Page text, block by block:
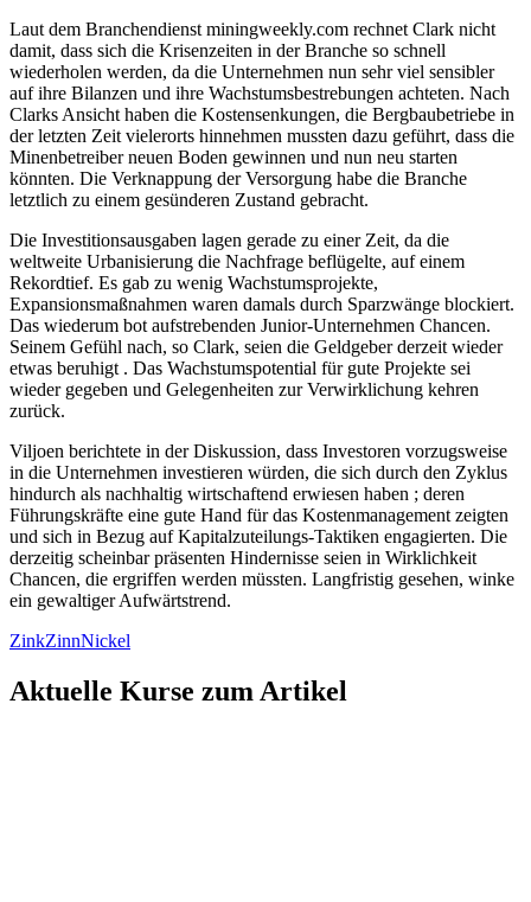
Laut dem Branchendienst miningweekly.com rechnet Clark nicht
damit, dass sich die Krisenzeiten in der Branche so schnell
wiederholen werden, da die Unternehmen nun sehr viel sensibler
auf ihre Bilanzen und ihre Wachstumsbestrebungen achteten. Nach
Clarks Ansicht haben die Kostensenkungen, die Bergbaubetriebe in
der letzten Zeit vielerorts hinnehmen mussten dazu geführt, dass die
Minenbetreiber neuen Boden gewinnen und nun neu starten
könnten. Die Verknappung der Versorgung habe die Branche
letztlich zu einem gesünderen Zustand gebracht.
Die Investitionsausgaben lagen gerade zu einer Zeit, da die
weltweite Urbanisierung die Nachfrage beflügelte, auf einem
Rekordtief. Es gab zu wenig Wachstumsprojekte,
Expansionsmaßnahmen waren damals durch Sparzwänge blockiert.
Das wiederum bot aufstrebenden Junior-Unternehmen Chancen.
Seinem Gefühl nach, so Clark, seien die Geldgeber derzeit wieder
etwas beruhigt . Das Wachstumspotential für gute Projekte sei
wieder gegeben und Gelegenheiten zur Verwirklichung kehren
zurück.
Viljoen berichtete in der Diskussion, dass Investoren vorzugsweise
in die Unternehmen investieren würden, die sich durch den Zyklus
hindurch als nachhaltig wirtschaftend erwiesen haben ; deren
Führungskräfte eine gute Hand für das Kostenmanagement zeigten
und sich in Bezug auf Kapitalzuteilungs-Taktiken engagierten. Die
derzeitig scheinbar präsenten Hindernisse seien in Wirklichkeit
Chancen, die ergriffen werden müssten. Langfristig gesehen, winke
ein gewaltiger Aufwärtstrend.
ZinkZinnNickel
Aktuelle Kurse zum Artikel